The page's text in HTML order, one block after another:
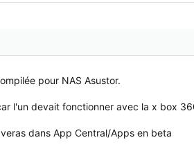
pour NAS Asustor.
l'un devait fonctionner avec la x box
dans App Central/Apps en beta